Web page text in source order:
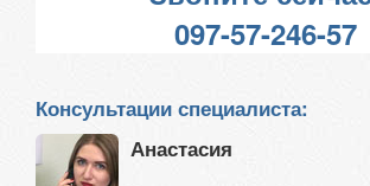
097-57-246-57
Консультации специалиста:
Анастасия